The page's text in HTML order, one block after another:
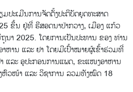
ປະເມີນການຈັດຕັ້ງປະຕິບັດຍຸດທະສາດ
ຂຶ້ນ ຢູ່ທີ່ ຣີສອດນາປ່າກວາງ, ເມືອງ ແກ້ວ
າ 2025. ໂດຍການເປັນປະທານ ຂອງ ທ່ານ
ານ ແລະ ຢາ ໂດຍມີເປົ້າໝາຍຜູ້ເຂົ້າຮ່ວມທີ່
ແລະ ອຸປະກອນການແພດ, ຂະແໜງອາຫານ
ຫົວໜ້າ ແລະ ວິຊາການ ລວມທັງໝົດ 18